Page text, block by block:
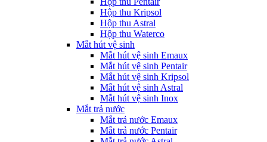
Hộp thu Kripsol
Hộp thu Astral
Hộp thu Waterco
Mắt hút vệ sinh
Mắt hút vệ sinh Emaux
Mắt hút vệ sinh Pentair
Mắt hút vệ sinh Kripsol
Mắt hút vệ sinh Astral
Mắt hút vệ sinh Inox
Mắt trả nước
Mắt trả nước Emaux
Mắt trả nước Pentair